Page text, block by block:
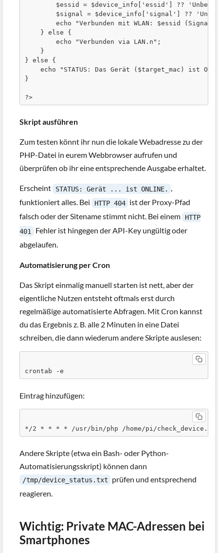
$essid = $device_info['essid'] ??
$signal = $device_info['signal'] ??
echo "Verbunden mit WLAN: $essid
    } else {
        echo "Verbunden via LAN.n";
    }
} else {
echo "STATUS: Das Gerät ($target_mac) ist
}
?>
Skript ausführen
Zum testen könnt ihr nun die lokale Webadresse zu der
PHP-Datei in eurem Webbrowser aufrufen und
überprüfen ob ihr eine entsprechende Ausgabe erhaltet.
Erscheint STATUS: Gerät ... ist ONLINE. ,
funktioniert alles. Bei
HTTP 404 ist der Proxy-Pfad
falsch oder der Sitename stimmt nicht. Bei einem
HTTP
401
Fehler ist hingegen der API-Key ungültig oder
abgelaufen.
Automatisierung per Cron
Das Skript einmalig manuell starten ist nett, aber der
eigentliche Nutzen entsteht oftmals erst durch
regelmäßige automatisierte Abfragen. Mit Cron kannst
du das Ergebnis z. B. alle 2 Minuten in eine Datei
schreiben, die dann wiederum andere Skripte auslesen:
crontab -e
Eintrag hinzufügen:
*/2 * * * * /usr/bin/php /home/pi/
Andere Skripte (etwa ein Bash- oder Python-
Automatisierungsskript) können dann
/tmp/device_status.txt
prüfen und entsprechend
reagieren.
Wichtig: Private MAC-Adressen bei
Smartphones